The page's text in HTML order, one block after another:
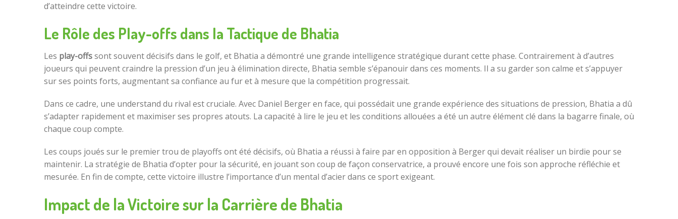
d’atteindre cette victoire.
Le Rôle des Play-offs dans la Tactique de Bhatia
Les play-offssont souvent décisifs dans le golf, et Bhatia a démontré une grande intelligence stratégique durant cette phase. Contrairement à d’autres
joueurs qui peuvent craindre la pression d’un jeu à élimination directe, Bhatia semble s’épanouir dans ces moments. Il a su garder son calme et s’appuyer
sur ses points forts, augmentant sa confiance au fur et à mesure que la compétition progressait.
Dans ce cadre, une understand du rival est cruciale. Avec Daniel Berger en face, qui possédait une grande expérience des situations de pression, Bhatia a dû
s’adapter rapidement et maximiser ses propres atouts. La capacité à lire le jeu et les conditions allouées a été un autre élément clé dans la bagarre finale, où
chaque coup compte.
Les coups joués sur le premier trou de playoffs ont été décisifs, où Bhatia a réussi à faire par en opposition à Berger qui devait réaliser un birdie pour se
maintenir. La stratégie de Bhatia d’opter pour la sécurité, en jouant son coup de façon conservatrice, a prouvé encore une fois son approche réfléchie et
mesurée. En fin de compte, cette victoire illustre l’importance d’un mental d’acier dans ce sport exigeant.
Impact de la Victoire sur la Carrière de Bhatia